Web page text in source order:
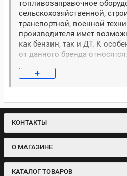
топливозаправочное
сельскохозяйственной,
транспортной, военной
производителя имет
как бензин, так и ДТ. К
от данного бренда относятся:
полный цикл производства
пистолет;
(220В, 12В, 24В);
не требует наличия
сертифицировано на
+
КОНТАКТЫ
О МАГАЗИНЕ
КАТАЛОГ ТОВАРОВ